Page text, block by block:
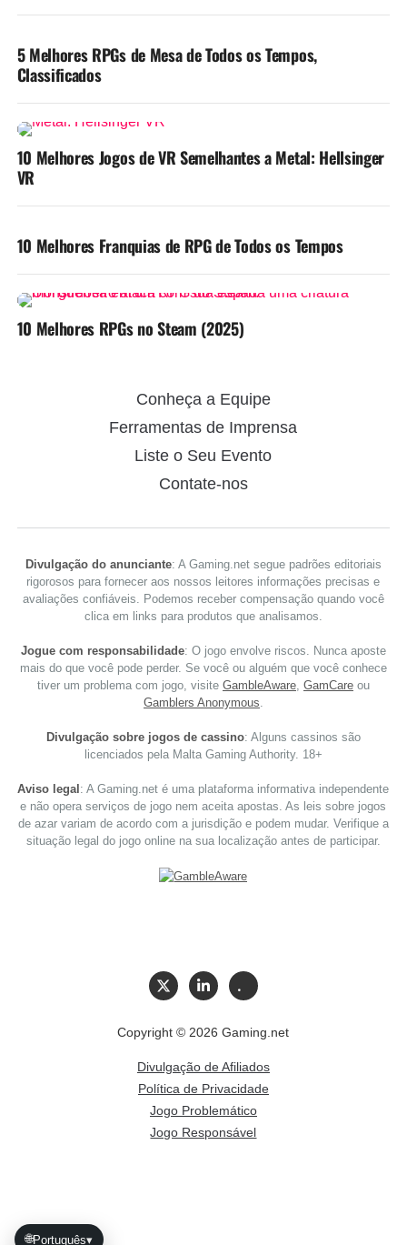
5 Melhores RPGs de Mesa de Todos os Tempos,
Classificados
10 Melhores Jogos de VR Semelhantes a Metal: Hellsinger
VR
10 Melhores Franquias de RPG de Todos os Tempos
10 Melhores RPGs no Steam (2025)
Conheça a Equipe
Ferramentas de Imprensa
Liste o Seu Evento
Contate-nos
Divulgação do anunciante: A Gaming.net segue padrões editoriais
rigorosos para fornecer aos nossos leitores informações precisas e
avaliações confiáveis. Podemos receber compensação quando você
clica em links para produtos que analisamos.
Jogue com responsabilidade: O jogo envolve riscos. Nunca aposte
mais do que você pode perder. Se você ou alguém que você conhece
tiver um problema com jogo, visite GambleAware, GamCareou
Gamblers Anonymous
Divulgação sobre jogos de cassino: Alguns cassinos são
licenciados pela Malta Gaming Authority. 18+
Aviso legal : A Gaming.net é uma plataforma informativa independente
e não opera serviços de jogo nem aceita apostas. As leis sobre jogos
de azar variam de acordo com a jurisdição e podem mudar. Verifique a
situação legal do jogo online na sua localização antes de participar.
Copyright © 2026 Gaming.net
Divulgação de Afiliados
Política de Privacidade
Jogo Problemático
Jogo Responsável
🌐Português▾